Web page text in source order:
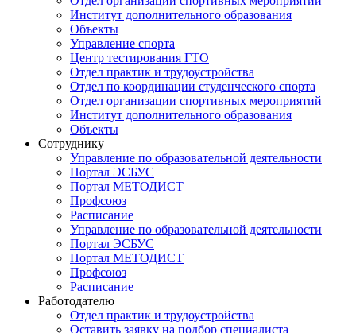
Институт дополнительного образования
Объекты
Управление спорта
Центр тестирования ГТО
Отдел практик и трудоустройства
Отдел по координации студенческого спорта
Отдел организации спортивных мероприятий
Институт дополнительного образования
Объекты
Сотруднику
Управление по образовательной деятельности
Портал ЭСБУС
Портал МЕТОДИСТ
Профсоюз
Расписание
Управление по образовательной деятельности
Портал ЭСБУС
Портал МЕТОДИСТ
Профсоюз
Расписание
Работодателю
Отдел практик и трудоустройства
Оставить заявку на подбор специалиста